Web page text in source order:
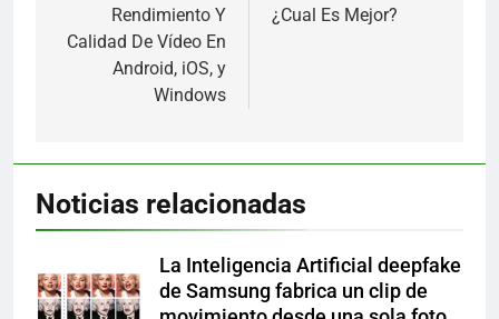
Rendimiento Y
Calidad De Vídeo En
Android, iOS, y
Windows
¿Cual Es Mejor?
Noticias relacionadas
La Inteligencia Artificial deepfake
de Samsung fabrica un clip de